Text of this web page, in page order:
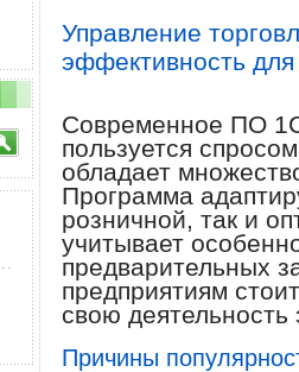
Управление
эффективность
Современное ПО
пользуется
обладает
Программа
розничной, так и
учитывает
предварительных
предприятиям
свою деятельность
Причины